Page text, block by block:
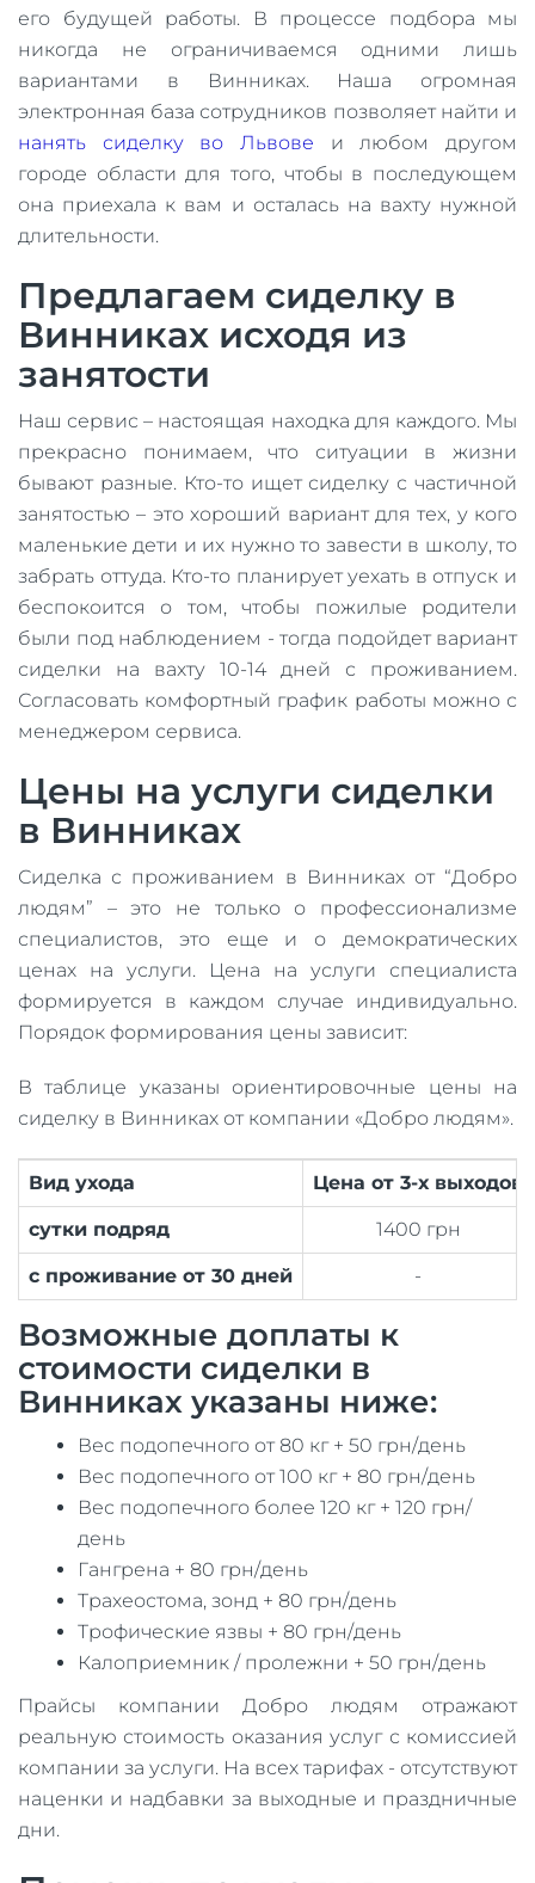
его будущей работы. В процессе подбора мы
никогда не ограничиваемся одними лишь
вариантами в Винниках. Наша огромная
электронная база сотрудников позволяет найти и
нанять сиделку во Львове и любом другом
городе области для того, чтобы в последующем
она приехала к вам и осталась на вахту нужной
длительности.
Предлагаем сиделку в
Винниках исходя из
занятости
Наш сервис – настоящая находка для каждого. Мы
прекрасно понимаем, что ситуации в жизни
бывают разные. Кто-то ищет сиделку с частичной
занятостью – это хороший вариант для тех, у кого
маленькие дети и их нужно то завести в школу, то
забрать оттуда. Кто-то планирует уехать в отпуск и
беспокоится о том, чтобы пожилые родители
были под наблюдением - тогда подойдет вариант
сиделки на вахту 10-14 дней с проживанием.
Согласовать комфортный график работы можно с
менеджером сервиса.
Цены на услуги сиделки
в Винниках
Сиделка с проживанием в Винниках от “Добро
людям” – это не только о профессионализме
специалистов, это еще и о демократических
ценах на услуги. Цена на услуги специалиста
формируется в каждом случае индивидуально.
Порядок формирования цены зависит:
В таблице указаны ориентировочные цены на
сиделку в Винниках от компании «Добро людям».
Вид ухода Цена от 3-х выходов
сутки подряд 1400 грн
с проживание от 30 дней -
Возможные доплаты к
стоимости сиделки в
Винниках указаны ниже:
Вес подопечного от 80 кг + 50 грн/день
Вес подопечного от 100 кг + 80 грн/день
Вес подопечного более 120 кг + 120 грн/
день
Гангрена + 80 грн/день
Трахеостома, зонд + 80 грн/день
Трофические язвы + 80 грн/день
Калоприемник / пролежни + 50 грн/день
Прайсы компании Добро людям отражают
реальную стоимость оказания услуг с комиссией
компании за услуги. На всех тарифах - отсутствуют
наценки и надбавки за выходные и праздничные
дни.